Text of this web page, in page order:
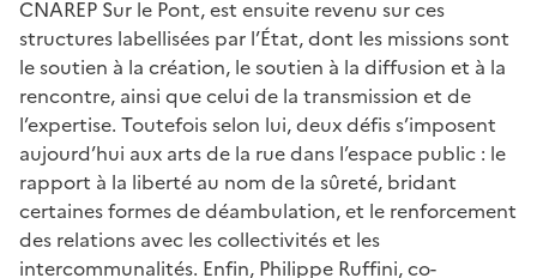
CNAREP Sur le Pont, est ensuite revenu sur ces
structures labellisées par l’État, dont les missions sont
le soutien à la création, le soutien à la diffusion et à la
rencontre, ainsi que celui de la transmission et de
l’expertise. Toutefois selon lui, deux défis s’imposent
aujourd’hui aux arts de la rue dans l’espace public : le
rapport à la liberté au nom de la sûreté, bridant
certaines formes de déambulation, et le renforcement
des relations avec les collectivités et les
intercommunalités. Enfin, Philippe Ruffini, co-